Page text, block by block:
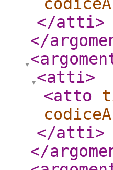
</atti>
</
<atti>
<atto
</atti>
</